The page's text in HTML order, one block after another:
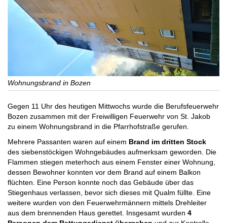
Wohnungsbrand in Bozen
Gegen 11 Uhr des heutigen Mittwochs wurde die Berufsfeuerwehr
Bozen zusammen mit der Freiwilligen Feuerwehr von St. Jakob
zu einem Wohnungsbrand in die Pfarrhofstraße gerufen.
Mehrere Passanten waren auf einem Brand im dritten Stock
des siebenstöckigen Wohngebäudes aufmerksam geworden. Die
Flammen stiegen meterhoch aus einem Fenster einer Wohnung,
dessen Bewohner konnten vor dem Brand auf einem Balkon
flüchten. Eine Person konnte noch das Gebäude über das
Stiegenhaus verlassen, bevor sich dieses mit Qualm füllte. Eine
weitere wurden von den Feuerwehrmännern mittels Drehleiter
aus dem brennenden Haus gerettet. Insgesamt wurden 4